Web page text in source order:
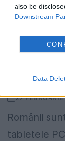
also be
Downstream
Data
Tableta
vinde bine
27 FEBRUARIE
Românii
tabletele